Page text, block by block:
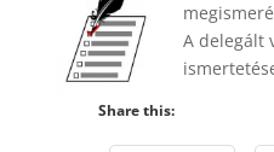
A delegált
Share this: